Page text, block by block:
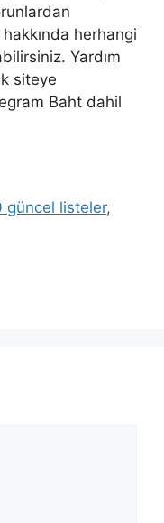
herhangi
Yardım
siteye
Baht dahil
güncel listeler,